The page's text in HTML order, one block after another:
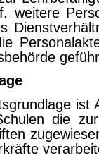
wei­te­re
die